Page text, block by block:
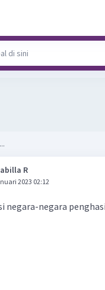
R
2023 02:12
negara-negara